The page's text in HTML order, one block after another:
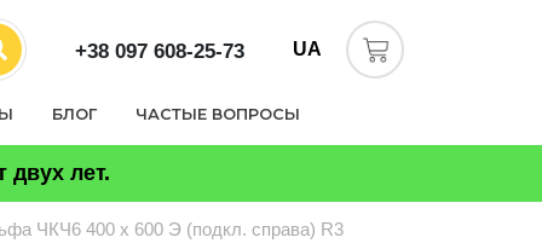
+38 097 608-25-73 UA
БЛОГ ЧАСТЫЕ ВОПРОСЫ
двух лет.
ЧКЧ6 400 х 600 Э (подкл. справа) R3